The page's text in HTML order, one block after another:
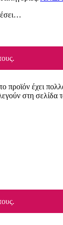
προϊόν έχει
στη σελίδα